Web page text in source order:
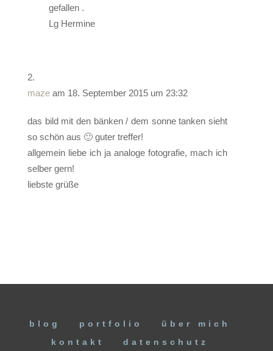
gefallen .
Lg Hermine
maze am 18. September 2015 um 23:32
das bild mit den bänken / dem sonne tanken sieht
so schön aus 🙂 guter treffer!
allgemein liebe ich ja analoge fotografie, mach ich
selber gern!
liebste grüße
blog portfolio
über mich
kontakt
datenschutz